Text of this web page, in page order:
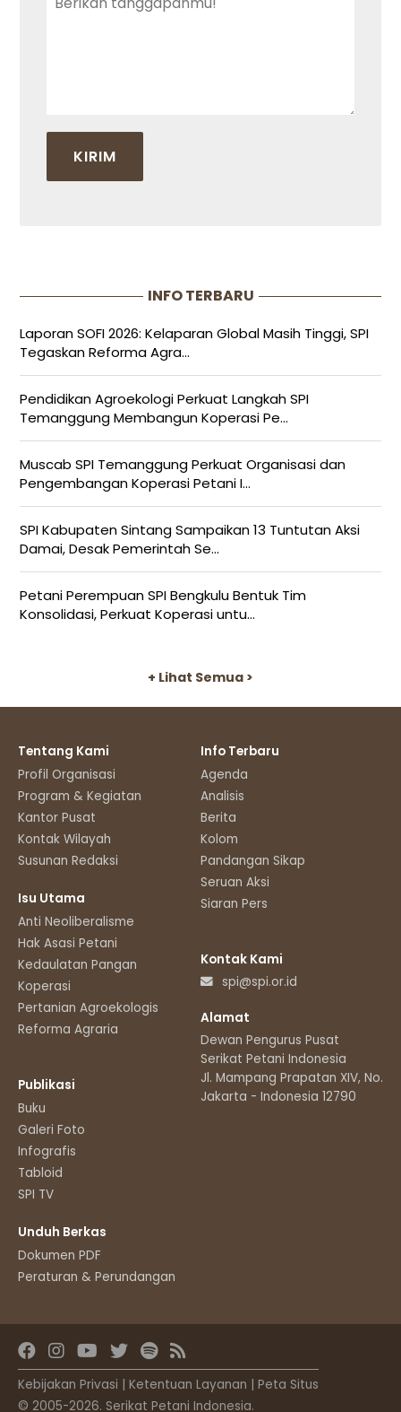
INFO TERBARU
Laporan SOFI 2026: Kelaparan Global Masih Tinggi, SPI
Tegaskan Reforma Agra...
Pendidikan Agroekologi Perkuat Langkah SPI
Temanggung Membangun Koperasi Pe...
Muscab SPI Temanggung Perkuat Organisasi dan
Pengembangan Koperasi Petani I...
SPI Kabupaten Sintang Sampaikan 13 Tuntutan Aksi
Damai, Desak Pemerintah Se...
Petani Perempuan SPI Bengkulu Bentuk Tim
Konsolidasi, Perkuat Koperasi untu...
+ Lihat Semua >
Tentang Kami
Profil Organisasi
Program & Kegiatan
Kantor Pusat
Kontak Wilayah
Susunan Redaksi
Isu Utama
Anti Neoliberalisme
Hak Asasi Petani
Kedaulatan Pangan
Koperasi
Pertanian Agroekologis
Reforma Agraria
Publikasi
Buku
Galeri Foto
Infografis
Tabloid
SPI TV
Unduh Berkas
Dokumen PDF
Peraturan & Perundangan
Info Terbaru
Agenda
Analisis
Berita
Kolom
Pandangan Sikap
Seruan Aksi
Siaran Pers
Kontak Kami
spi@spi.or.id
Alamat
Dewan Pengurus Pusat
Serikat Petani Indonesia
Jl. Mampang Prapatan XIV, No.11
Jakarta - Indonesia 12790
Kebijakan Privasi Ketentuan Layanan
Peta Situs
© 2005-2026. Serikat Petani Indonesia.